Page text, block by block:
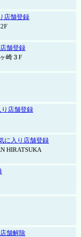
店舗登録
舗登録
崎３F
り店舗登録
に入り店舗登録
HIRATSUKA
舗解除